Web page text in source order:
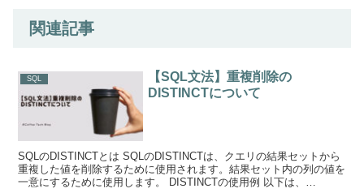
関連記事
SQL
【SQL文法】重複削除の
DISTINCTについて
SQLのDISTINCTとは SQLのDISTINCTは、クエリの結果セットから
重複した値を削除するために使用されます。結果セット内の列の値を
一意にするために使用します。 DISTINCTの使用例 以下は、